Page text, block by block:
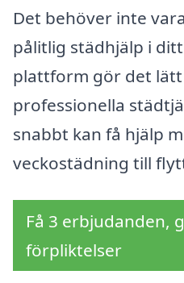
Det behöver inte
pålitlig städhjälp i
plattform gör det
professionella
snabbt kan få hjälp
veckostädning till
Få 3 erbjudanden,
förpliktelser